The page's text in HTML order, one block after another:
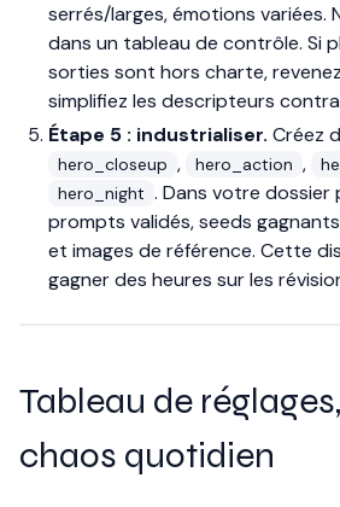
serrés/larges, émotions variées.
dans un tableau de contrôle. Si
sorties sont hors charte,
simplifiez les descripteurs
Étape 5 : industrialiser. Créez
hero_closeup , hero_action ,
hero_night . Dans votre
prompts validés, seeds
et images de référence. Cette
gagner des heures sur les
Tableau de
chaos quotidien